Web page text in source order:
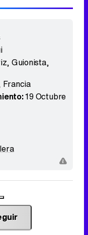
Guionista,
Francia
19 Octubre